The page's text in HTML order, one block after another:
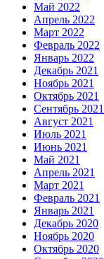
Май 2022
Апрель 2022
Март 2022
Февраль 2022
Январь 2022
Декабрь 2021
Ноябрь 2021
Октябрь 2021
Сентябрь 2021
Август 2021
Июль 2021
Июнь 2021
Май 2021
Апрель 2021
Март 2021
Февраль 2021
Январь 2021
Декабрь 2020
Ноябрь 2020
Октябрь 2020